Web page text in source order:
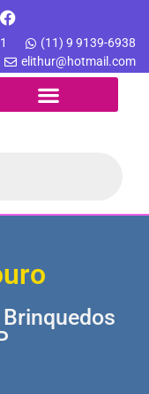
(11) 9 9139-6938
elithur@hotmail.com